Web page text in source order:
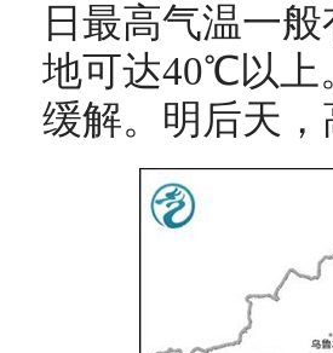
日最高气温一
地可达40℃以上
缓解。 明后天